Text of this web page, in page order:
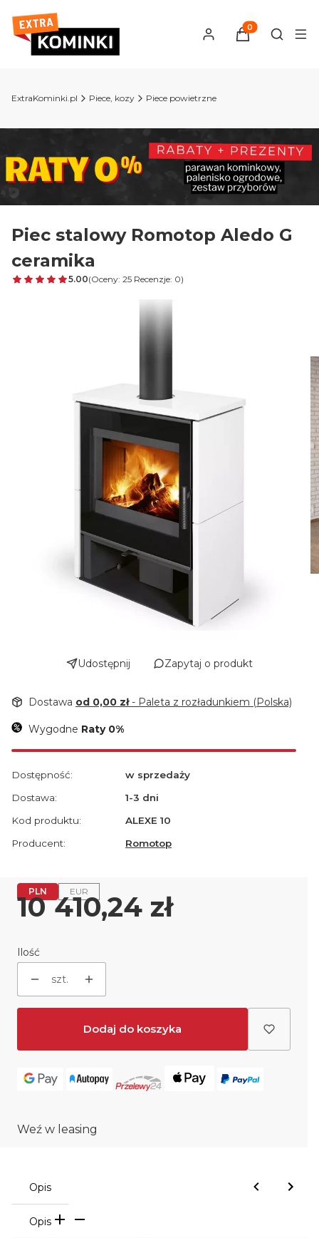
Produkty w
Otwórz
ExtraKominki.pl Piece, kozy Piece powietrzne
Piec stalowy Romotop Aledo G
ceramika
5.00(Oceny: 25 Recenzje: 0)
Udostępnij Zapytaj o produkt
Dostawa od 0,00 zł- Paleta z rozładunkiem (Polska)
Wygodne Raty 0%
Dostępność:
w sprzedaży
Dostawa:
1-3 dni
Kod produktu:
ALEXE 10
Producent:
Romotop
PLN EUR
Cena
10 410,24 zł
Ilość
szt.
Dodaj do koszyka
Weź w leasing
Opis
Opis